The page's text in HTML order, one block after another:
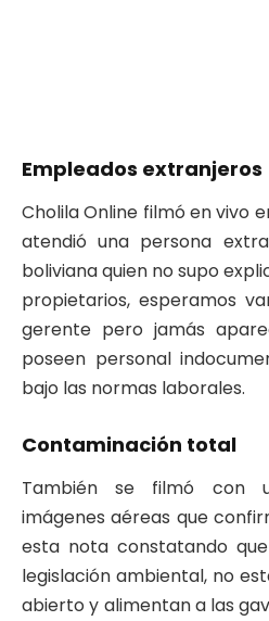
Empleados extranjeros
Cholila Online filmó en vivo
atendió una persona
boliviana quien no supo
propietarios, esperamos
gerente pero jamás
poseen personal
bajo las normas laborales.
Contaminación total
También se filmó con
imágenes aéreas que
esta nota constatando
legislación ambiental, no
abierto y alimentan a las